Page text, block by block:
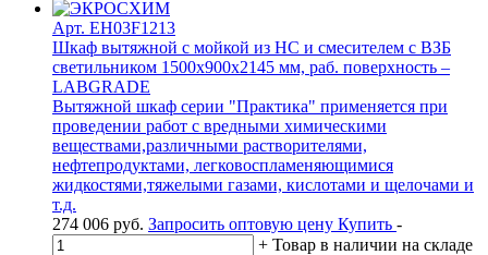
Арт. EH03F1213
Шкаф вытяжной с мойкой из НС и смесителем с ВЗБ
светильником 1500х900х2145 мм, раб. поверхность –
LABGRADE
Вытяжной шкаф серии "Практика" применяется при
проведении работ с вредными химическими
веществами,различными растворителями,
нефтепродуктами, легковоспламеняющимися
жидкостями,тяжелыми газами, кислотами и щелочами и
т.д.
274 006 руб. Запросить оптовую цену Купить -
+ Товар в наличии на складе